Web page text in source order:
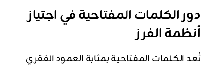
دور الكلمات المفتاحية في اجتياز
أنظمة الفرز
تُعد الكلمات المفتاحية بمثابة العمود الفقري